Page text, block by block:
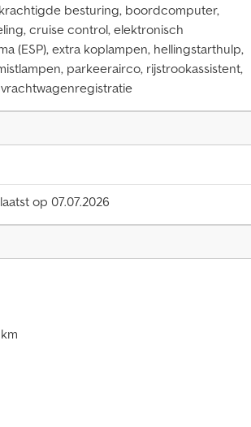
besturing, boordcomputer,
cruise control, elektronisch
(ESP), extra koplampen, hellingstarthulp,
parkeerairco, rijstrookassistent,
op 07.07.2026